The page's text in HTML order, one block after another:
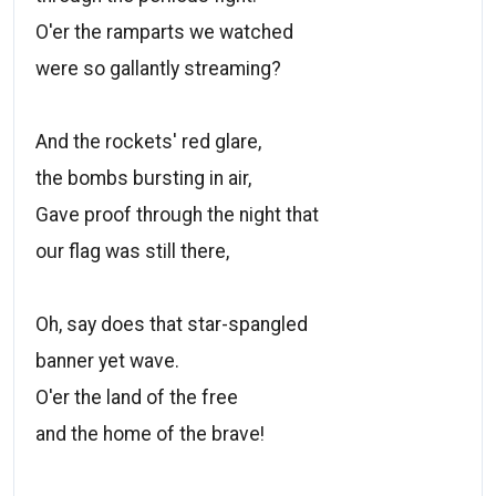
O'er the ramparts we watched
were so gallantly streaming?
And the rockets' red glare,
the bombs bursting in air,
Gave proof through the night that
our flag was still there,
Oh, say does that star-spangled
banner yet wave.
O'er the land of the free
and the home of the brave!